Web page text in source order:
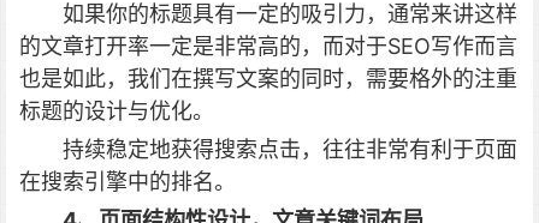
如果你的标题具有一定的吸引力，通常来讲这样
的文章打开率一定是非常高的，而对于SEO写作而言
也是如此，我们在撰写文案的同时，需要格外的注重
标题的设计与优化。
持续稳定地获得搜索点击，往往非常有利于页面
在搜索引擎中的排名。